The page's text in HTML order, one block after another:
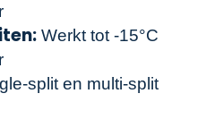
Werkt tot -15°C
split en multi-split